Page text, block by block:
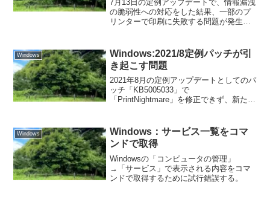
7月13日の定例アップデートで、情報漏洩
の脆弱性への対応をした結果、一部のプ
リンターで印刷に失敗する問題が発生す
「KB5005394」が定例外でリリースされ
た
Windows
Windows:2021/8定例パッチが引
き起こす問題
2021年8月の定例アップデートとしてのパ
ッチ「KB5005033」で
「PrintNightmare」を修正できず、新たな
Windows
Windows：サービス一覧をコマ
ンドで取得
Windowsの「コンピュータの管理」
→「サービス」で表示される内容をコマ
ンドで取得するために試行錯誤する。